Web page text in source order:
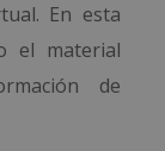
En esta
el material
de